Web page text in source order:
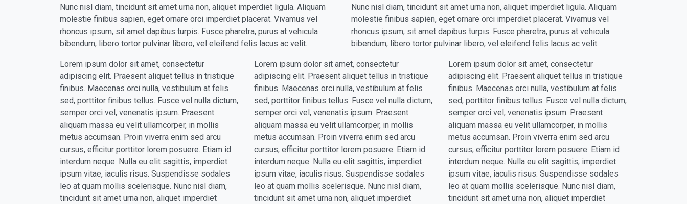
Nunc nisl diam, tincidunt sit amet urna non, aliquet imperdiet ligula. Aliquam
molestie finibus sapien, eget ornare orci imperdiet placerat. Vivamus vel
rhoncus ipsum, sit amet dapibus turpis. Fusce pharetra, purus at vehicula
bibendum, libero tortor pulvinar libero, vel eleifend felis lacus ac velit.
Nunc nisl diam, tincidunt sit amet urna non, aliquet imperdiet ligula. Aliquam
molestie finibus sapien, eget ornare orci imperdiet placerat. Vivamus vel
rhoncus ipsum, sit amet dapibus turpis. Fusce pharetra, purus at vehicula
bibendum, libero tortor pulvinar libero, vel eleifend felis lacus ac velit.
Lorem ipsum dolor sit amet, consectetur
adipiscing elit. Praesent aliquet tellus in tristique
finibus. Maecenas orci nulla, vestibulum at felis
sed, porttitor finibus tellus. Fusce vel nulla dictum,
semper orci vel, venenatis ipsum. Praesent
aliquam massa eu velit ullamcorper, in mollis
metus accumsan. Proin viverra enim sed arcu
cursus, efficitur porttitor lorem posuere. Etiam id
interdum neque. Nulla eu elit sagittis, imperdiet
ipsum vitae, iaculis risus. Suspendisse sodales
leo at quam mollis scelerisque. Nunc nisl diam,
tincidunt sit amet urna non, aliquet imperdiet
Lorem ipsum dolor sit amet, consectetur
adipiscing elit. Praesent aliquet tellus in tristique
finibus. Maecenas orci nulla, vestibulum at felis
sed, porttitor finibus tellus. Fusce vel nulla dictum,
semper orci vel, venenatis ipsum. Praesent
aliquam massa eu velit ullamcorper, in mollis
metus accumsan. Proin viverra enim sed arcu
cursus, efficitur porttitor lorem posuere. Etiam id
interdum neque. Nulla eu elit sagittis, imperdiet
ipsum vitae, iaculis risus. Suspendisse sodales
leo at quam mollis scelerisque. Nunc nisl diam,
tincidunt sit amet urna non, aliquet imperdiet
Lorem ipsum dolor sit amet, consectetur
adipiscing elit. Praesent aliquet tellus in tristique
finibus. Maecenas orci nulla, vestibulum at felis
sed, porttitor finibus tellus. Fusce vel nulla dictum,
semper orci vel, venenatis ipsum. Praesent
aliquam massa eu velit ullamcorper, in mollis
metus accumsan. Proin viverra enim sed arcu
cursus, efficitur porttitor lorem posuere. Etiam id
interdum neque. Nulla eu elit sagittis, imperdiet
ipsum vitae, iaculis risus. Suspendisse sodales
leo at quam mollis scelerisque. Nunc nisl diam,
tincidunt sit amet urna non, aliquet imperdiet